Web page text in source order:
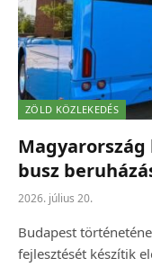
ZÖLD KÖZLEKEDÉS
busz
2026. július 20.
Budapest
fejlesztését készítik